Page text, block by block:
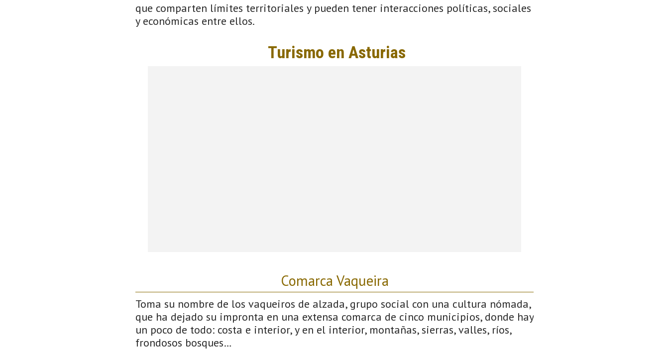
que comparten límites territoriales y pueden tener interacciones políticas, sociales
y económicas entre ellos.
Comarca Vaqueira
Toma su nombre de los vaqueiros de alzada, grupo social con una cultura nómada,
que ha dejado su impronta en una extensa comarca de cinco municipios, donde hay
un poco de todo: costa e interior, y en el interior, montañas, sierras, valles, ríos,
frondosos bosques…